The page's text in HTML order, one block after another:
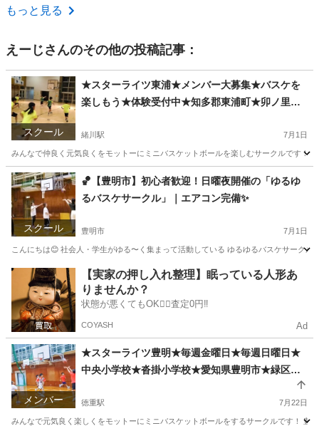
愛知 豊橋市
もっと見る
えーじ さんのその他の投稿記事：
スクール
★スターライツ東浦★メンバー大募集★バスケを
楽しもう★体験受付中★知多郡東浦町★卯ノ里小
ークル★19:00〜20:45★
緒川駅 7月1日
みんなで仲良く元気良くをモットーにミニバスケットボールを楽しむサークルです！
愛知 知多郡 緒川駅 その他 ミニバスケットボール
スクール
🏀【豊明市】初心者歓迎！日曜夜開催の「ゆるゆ
るバスケサークル」｜エアコン完備✨
豊明市 7月1日
こんにちは😊 社会人・学生がゆる〜く集まって活動している ゆるゆるバスケサーク
愛知 豊明市 その他 バスケ
【実家の押し入れ整理】眠っている人形あ
りませんか？
状態が悪くてもOK🙆‍♀️査定0円‼️
COYASH Ad
メンバー
★スターライツ豊明★毎週金曜日★毎週日曜日★
中央小学校★沓掛小学校★愛知県豊明市★緑区近
徳重駅 7月22日
みんなで元気良く楽しくをモットーにミニバスケットボールをするサークルです！